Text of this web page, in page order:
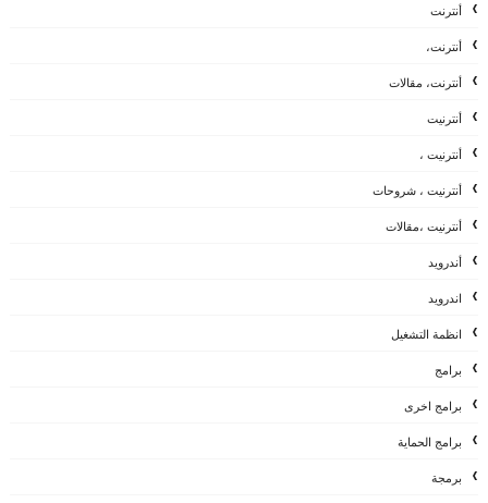
أنترنت
أنترنت،
أنترنت، مقالات
أنترنيت
أنترنيت ،
أنترنيت ، شروحات
أنترنيت ،مقالات
أندرويد
اندرويد
انظمة التشغيل
برامج
برامج اخرى
برامج الحماية
برمجة